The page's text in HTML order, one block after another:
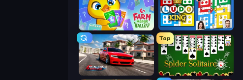
Farm Merge Valley Ludo King
Real Car Driving
Top
Spider Solitaire